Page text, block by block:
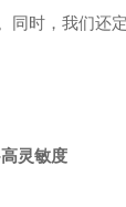
同时，我们还
灵敏度